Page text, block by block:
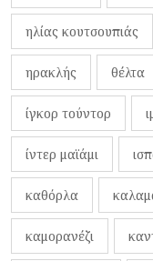
ηλίας κουτσουπιάς
ηρακλής θέλτα
ίγκορ τούντορ
ίντερ μαϊάμι
καθόρλα
καμορανέζι